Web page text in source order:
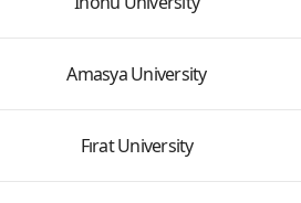
Amasya University
Fırat University